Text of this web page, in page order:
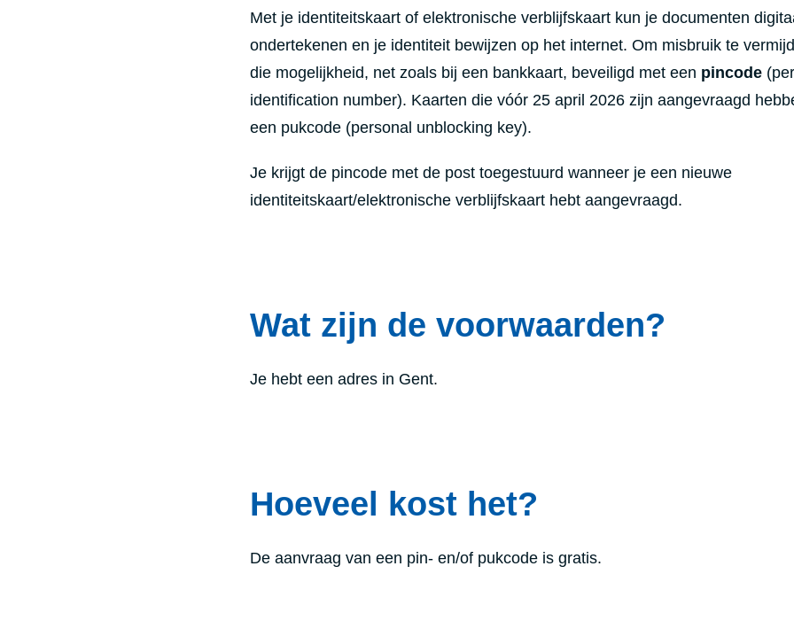
Met je identiteitskaart of elektronische verblijfskaart kun je documenten
ondertekenen en je identiteit bewijzen op het internet. Om misbruik te
die mogelijkheid, net zoals bij een bankkaart, beveiligd met een pincode
identification number). Kaarten die vóór 25 april 2026 zijn aangevraagd
een pukcode (personal unblocking key).
Je krijgt de pincode met de post toegestuurd wanneer je een nieuwe
identiteitskaart/elektronische verblijfskaart hebt aangevraagd.
Wat zijn de voorwaarden?
Je hebt een adres in Gent.
Hoeveel kost het?
De aanvraag van een pin- en/of pukcode is gratis.